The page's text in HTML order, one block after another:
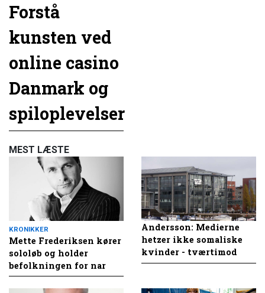
Forstå
kunsten ved
online casino
Danmark og
spiloplevelser
MEST LÆSTE
KRONIKKER
Mette Frederiksen kører
sololøb og holder
befolkningen for nar
Andersson: Medierne
hetzer ikke somaliske
kvinder - tværtimod